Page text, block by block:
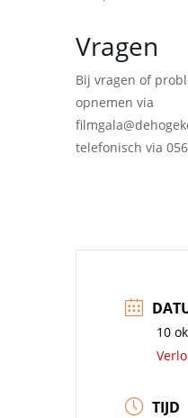
Vragen
Bij vragen of
opnemen via
telefonisch via
10
TIJD